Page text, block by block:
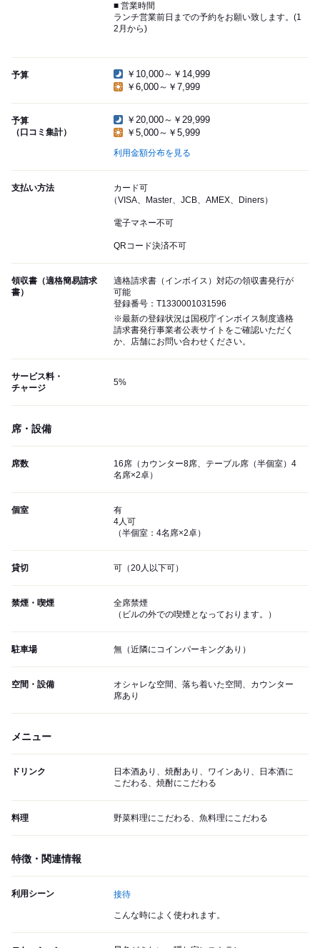
■ 営業時間
ランチ営業前日までの予約をお願い致します。(1
2月から)
予算
￥10,000～￥14,999
￥6,000～￥7,999
予算
（口コミ集計）
￥20,000～￥29,999
￥5,000～￥5,999
利用金額分布を見る
支払い方法
カード可
（VISA、Master、JCB、AMEX、Diners）
電子マネー不可
QRコード決済不可
領収書（適格簡易請求
書）
適格請求書（インボイス）対応の領収書発行が
可能
登録番号：T1330001031596
※最新の登録状況は国税庁インボイス制度適格
請求書発行事業者公表サイトをご確認いただく
か、店舗にお問い合わせください。
サービス料・
チャージ
5%
席・設備
席数
16席（カウンター8席、テーブル席（半個室）4
名席×2卓）
個室
有
4人可
（半個室：4名席×2卓）
貸切 可（20人以下可）
禁煙・喫煙
全席禁煙
（ビルの外での喫煙となっております。）
駐車場 無（近隣にコインパーキングあり）
空間・設備
オシャレな空間、落ち着いた空間、カウンター
席あり
メニュー
ドリンク
日本酒あり、焼酎あり、ワインあり、日本酒に
こだわる、焼酎にこだわる
料理 野菜料理にこだわる、魚料理にこだわる
特徴・関連情報
利用シーン 接待
こんな時によく使われます。